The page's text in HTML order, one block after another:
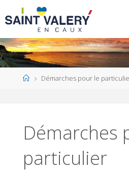
HomeDémarches pour le
Démarches
particulier